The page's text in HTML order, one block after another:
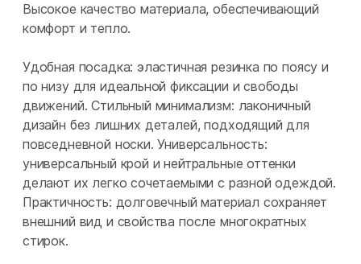
Высокое качество материала, обеспечивающий
комфорт и тепло.
Удобная посадка: эластичная резинка по поясу и
по низу для идеальной фиксации и свободы
движений. Стильный минимализм: лаконичный
дизайн без лишних деталей, подходящий для
повседневной носки. Универсальность:
универсальный крой и нейтральные оттенки
делают их легко сочетаемыми с разной одеждой.
Практичность: долговечный материал сохраняет
внешний вид и свойства после многократных
стирок.